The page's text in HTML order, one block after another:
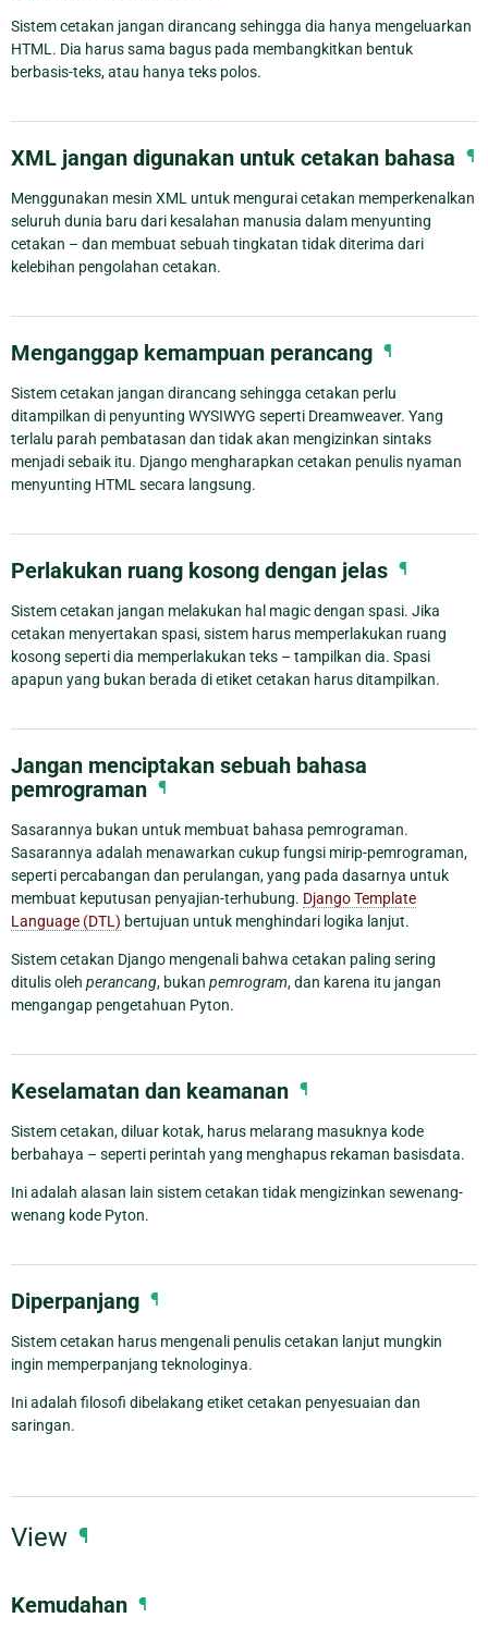
Sistem cetakan jangan dirancang sehingga dia hanya mengeluarkan
HTML. Dia harus sama bagus pada membangkitkan bentuk
berbasis-teks, atau hanya teks polos.
XML jangan digunakan untuk cetakan bahasa ¶
Menggunakan mesin XML untuk mengurai cetakan memperkenalkan
seluruh dunia baru dari kesalahan manusia dalam menyunting
cetakan – dan membuat sebuah tingkatan tidak diterima dari
kelebihan pengolahan cetakan.
Menganggap kemampuan perancang ¶
Sistem cetakan jangan dirancang sehingga cetakan perlu
ditampilkan di penyunting WYSIWYG seperti Dreamweaver. Yang
terlalu parah pembatasan dan tidak akan mengizinkan sintaks
menjadi sebaik itu. Django mengharapkan cetakan penulis nyaman
menyunting HTML secara langsung.
Perlakukan ruang kosong dengan jelas ¶
Sistem cetakan jangan melakukan hal magic dengan spasi. Jika
cetakan menyertakan spasi, sistem harus memperlakukan ruang
kosong seperti dia memperlakukan teks – tampilkan dia. Spasi
apapun yang bukan berada di etiket cetakan harus ditampilkan.
Jangan menciptakan sebuah bahasa
pemrograman ¶
Sasarannya bukan untuk membuat bahasa pemrograman.
Sasarannya adalah menawarkan cukup fungsi mirip-pemrograman,
seperti percabangan dan perulangan, yang pada dasarnya untuk
membuat keputusan penyajian-terhubung. Django Template
Language (DTL) bertujuan untuk menghindari logika lanjut.
Sistem cetakan Django mengenali bahwa cetakan paling sering
ditulis oleh perancang, bukan pemrogram, dan karena itu jangan
mengangap pengetahuan Pyton.
Keselamatan dan keamanan ¶
Sistem cetakan, diluar kotak, harus melarang masuknya kode
berbahaya – seperti perintah yang menghapus rekaman basisdata.
Ini adalah alasan lain sistem cetakan tidak mengizinkan sewenang-
wenang kode Pyton.
Diperpanjang ¶
Sistem cetakan harus mengenali penulis cetakan lanjut mungkin
ingin memperpanjang teknologinya.
Ini adalah filosofi dibelakang etiket cetakan penyesuaian dan
saringan.
View ¶
Kemudahan ¶